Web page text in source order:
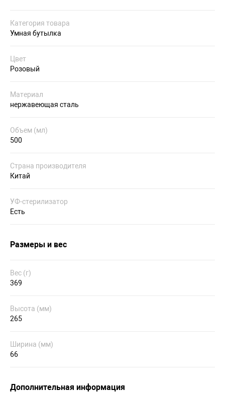
Категория товара
Умная бутылка
Цвет
Розовый
Материал
нержавеющая сталь
Объем (мл)
500
Страна производителя
Китай
УФ-стерилизатор
Есть
Размеры и вес
Вес (г)
369
Высота (мм)
265
Ширина (мм)
66
Дополнительная информация